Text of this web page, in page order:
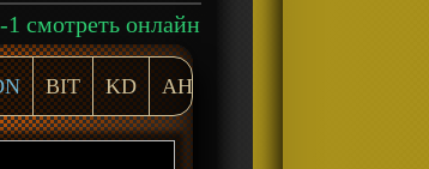
смотреть онлайн
BIT KD AH